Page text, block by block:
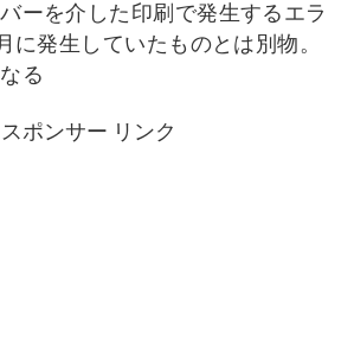
ーを介した印刷で発生するエラ
に発生していたものとは別物。
る
スポンサー リンク